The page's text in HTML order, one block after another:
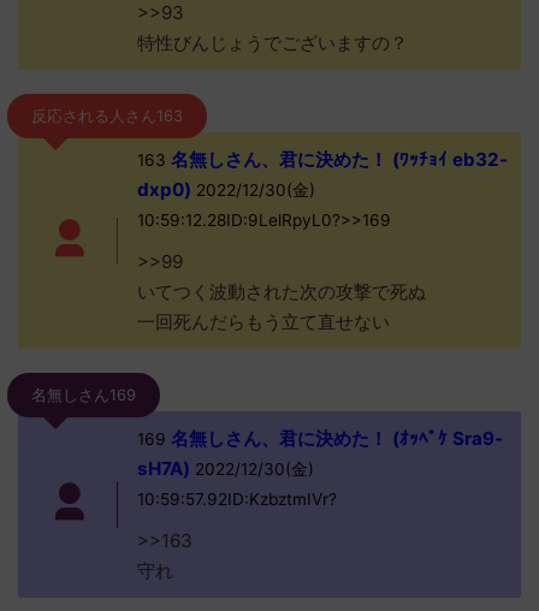
>>93
特性びんじょうでございますの？
反応される人さん163
163 名無しさん、君に決めた！ (ﾜｯﾁｮｲ eb32-
dxp0) 2022/12/30(金)
10:59:12.28ID:9LelRpyL0?>>169
>>99
いてつく波動された次の攻撃で死ぬ
一回死んだらもう立て直せない
名無しさん169
169 名無しさん、君に決めた！ (ｵｯﾍﾟｹ Sra9-
sH7A) 2022/12/30(金)
10:59:57.92ID:KzbztmIVr?
>>163
守れ